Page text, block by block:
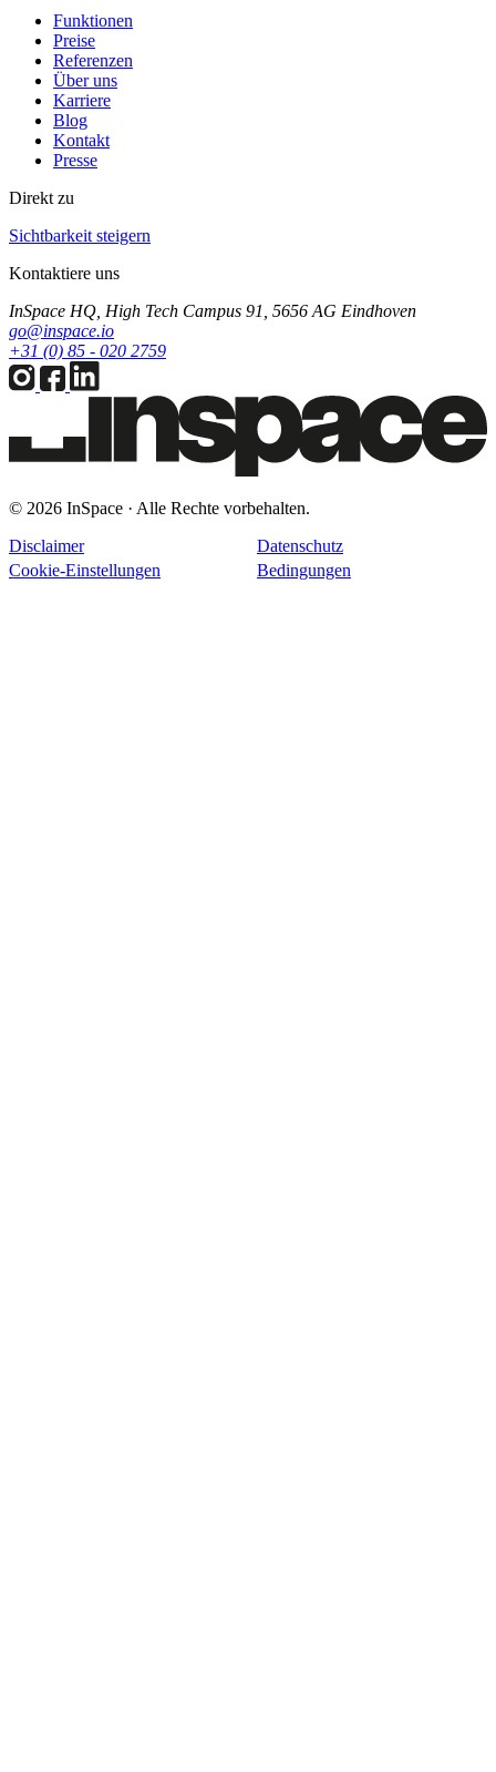
Funktionen
Preise
Referenzen
Über uns
Karriere
Blog
Kontakt
Presse
Direkt zu
Sichtbarkeit steigern
Kontaktiere uns
InSpace HQ, High Tech Campus 91, 5656 AG Eindhoven
go@inspace.io
+31 (0) 85 - 020 2759
© 2026 InSpace · Alle Rechte vorbehalten.
Disclaimer
Datenschutz
Cookie-Einstellungen
Bedingungen